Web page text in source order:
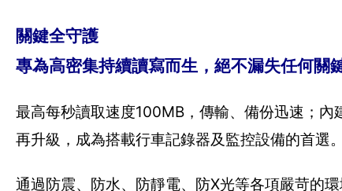
關鍵全守護
專為高密集持續讀寫而生，絕不漏失任何關
最高每秒讀取速度100MB，傳輸、備份迅速；
再升級，成為搭載行車記錄器及監控設備的首選。
通過防震、防水、防靜電、防X光等各項嚴苛的